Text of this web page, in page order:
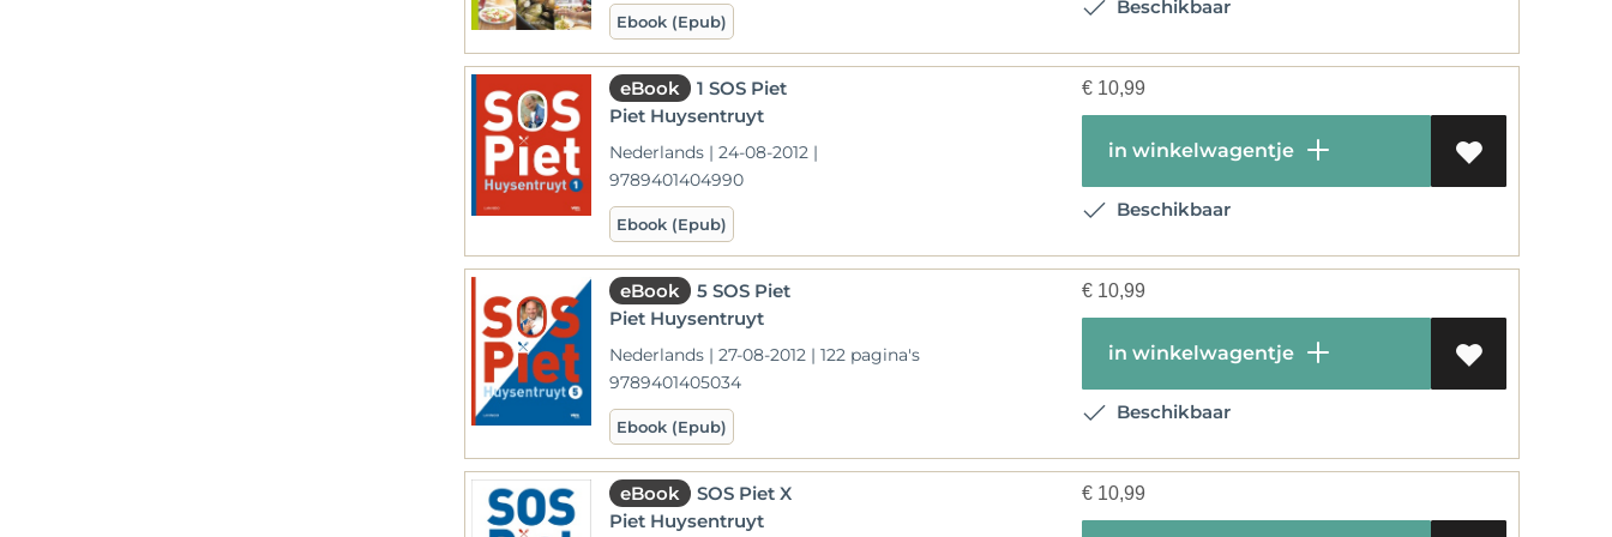
Ebook (Epub)
Beschikbaar
eBook
1 SOS Piet
Piet Huysentruyt
Nederlands | 24-08-2012 |
9789401404990
Ebook (Epub)
€ 10,99
in winkelwagentje
Beschikbaar
eBook
5 SOS Piet
Piet Huysentruyt
Nederlands | 27-08-2012 | 122 pagina's
9789401405034
Ebook (Epub)
€ 10,99
in winkelwagentje
Beschikbaar
eBook
SOS Piet X
Piet Huysentruyt
€ 10,99